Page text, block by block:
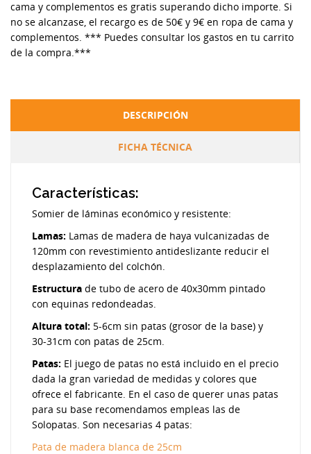
cama y complementos es gratis superando dicho importe. Si
no se alcanzase, el recargo es de 50€ y 9€ en ropa de cama y
complementos. *** Puedes consultar los gastos en tu carrito
de la compra.***
DESCRIPCIÓN
FICHA TÉCNICA
Características:
Somier de láminas económico y resistente:
Lamas: Lamas de madera de haya vulcanizadas de
120mm con revestimiento antideslizante reducir el
desplazamiento del colchón.
Estructura de tubo de acero de 40x30mm pintado
con equinas redondeadas.
Altura total: 5-6cm sin patas (grosor de la base) y
30-31cm con patas de 25cm.
Patas: El juego de patas no está incluido en el precio
dada la gran variedad de medidas y colores que
ofrece el fabricante. En el caso de querer unas patas
para su base recomendamos empleas las de
Solopatas. Son necesarias 4 patas:
Pata de madera blanca de 25cm